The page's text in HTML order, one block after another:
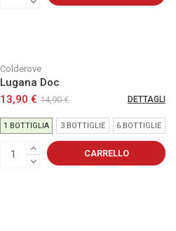
Colderove
Lugana Doc
13,90 €14,90 € DETTAGLI
1 BOTTIGLIA 3 BOTTIGLIE 6 BOTTIGLIE
CARRELLO